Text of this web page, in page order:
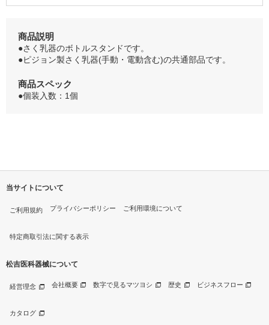
商品説明
●さく乳器のボトルスタンドです。
●ピジョン製さく乳器(手動・電動含む)の共通部品です。
商品スペック
●個装入数：1個
当サイトについて
ご利用規約 プライバシーポリシー ご利用環境について
特定商取引法に関する表示
松吉医科器械について
経営理念 会社概要 数字で見るマツヨシ 歴史 ビジネスフロー
カタログ